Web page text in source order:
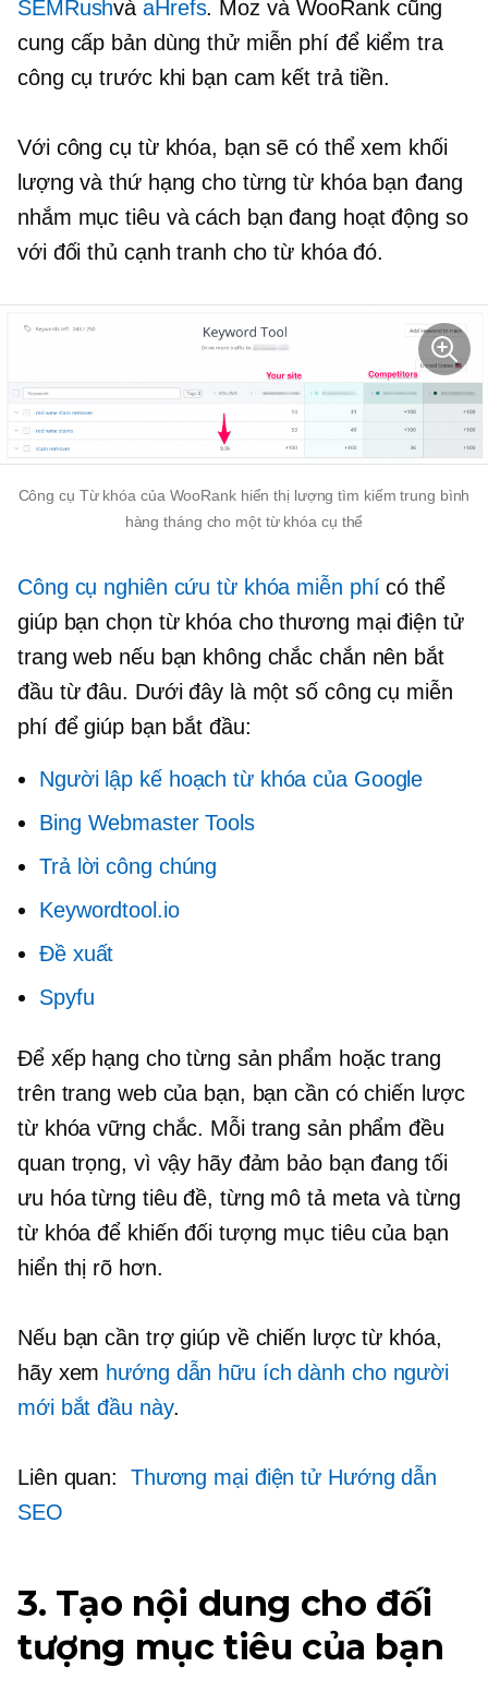
SEMRushvàaHrefs. Moz và WooRank cũng
cung cấp bản dùng thử miễn phí để kiểm tra
công cụ trước khi bạn cam kết trả tiền.
Với công cụ từ khóa, bạn sẽ có thể xem khối
lượng và thứ hạng cho từng từ khóa bạn đang
nhắm mục tiêu và cách bạn đang hoạt động so
với đối thủ cạnh tranh cho từ khóa đó.
Công cụ Từ khóa của WooRank hiển thị lượng tìm kiếm trung bình
hàng tháng cho một từ khóa cụ thể
Công cụ nghiên cứu từ khóa miễn phícó thể
giúp bạn chọn từ khóa chothương mại điện tử
trang web nếu bạn không chắc chắn nên bắt
đầu từ đâu. Dưới đây là một số công cụ miễn
phí để giúp bạn bắt đầu:
Người lập kế hoạch từ khóa của Google
Bing Webmaster Tools
Trả lời công chúng
Keywordtool.io
Đề xuất
Spyfu
Để xếp hạng cho từng sản phẩm hoặc trang
trên trang web của bạn, bạn cần có chiến lược
từ khóa vững chắc. Mỗi trang sản phẩm đều
quan trọng, vì vậy hãy đảm bảo bạn đang tối
ưu hóa từng tiêu đề, từng mô tả meta và từng
từ khóa để khiến đối tượng mục tiêu của bạn
hiển thị rõ hơn.
Nếu bạn cần trợ giúp về chiến lược từ khóa,
hãy xem hướng dẫn hữu ích dành cho người
mới bắt đầu này.
Liên quan: Thương mại điện tử Hướng dẫn
SEO
3. Tạo nội dung cho đối
tượng mục tiêu của bạn